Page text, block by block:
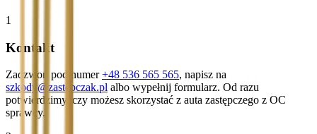
1
Kontakt
Zadzwoń pod numer+48 536 565 565, napisz na
szkody@zastepczak.pl albo wypełnij formularz. Od razu
potwierdzimy, czy możesz skorzystać z auta zastępczego z OC
sprawcy.